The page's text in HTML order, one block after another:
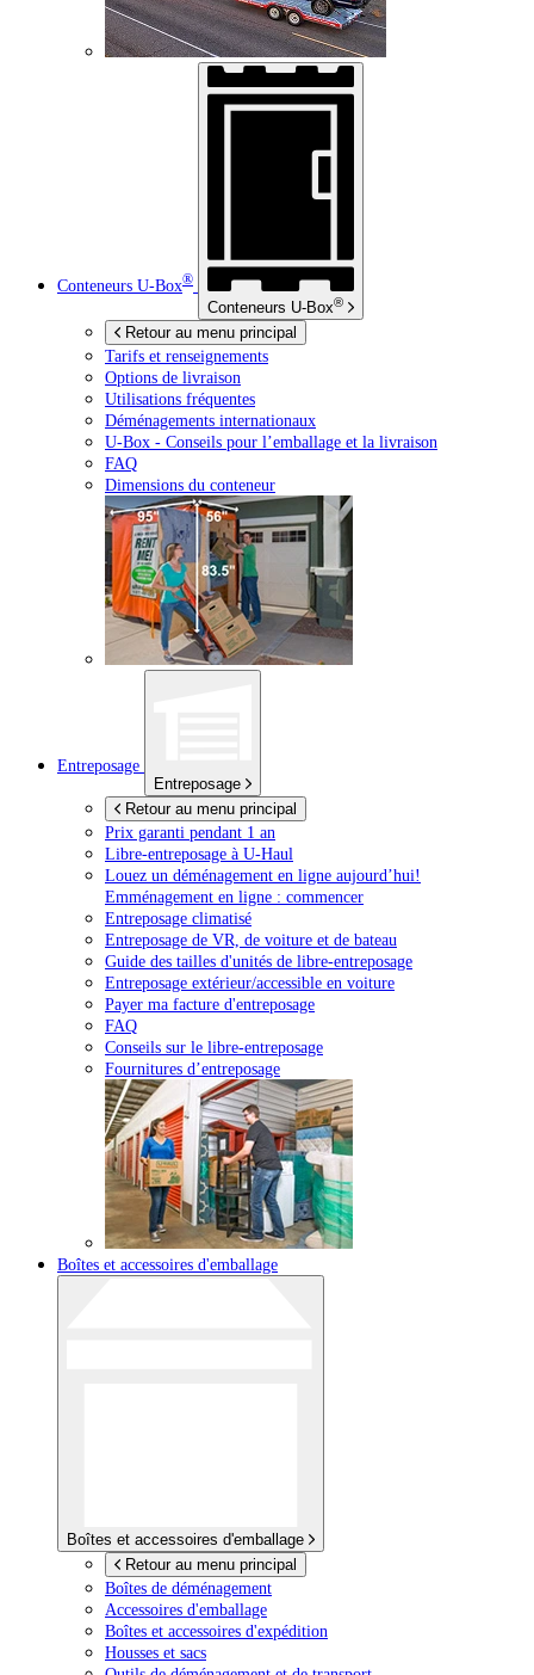
Conteneurs U-Box®
Conteneurs U-Box®
Retour au menu principal
Tarifs et renseignements
Options de livraison
Utilisations fréquentes
Déménagements internationaux
U-Box - Conseils pour l’emballage et la livraison
FAQ
Dimensions du conteneur
Entreposage
Entreposage
Retour au menu principal
Prix garanti pendant 1 an
Libre-entreposage à U-Haul
Louez un déménagement en ligne aujourd’hui!
Emménagement en ligne : commencer
Entreposage climatisé
Entreposage de VR, de voiture et de bateau
Guide des tailles d'unités de libre-entreposage
Entreposage extérieur/accessible en voiture
Payer ma facture d'entreposage
FAQ
Conseils sur le libre-entreposage
Fournitures d’entreposage
Boîtes et accessoires d'emballage
Boîtes et accessoires d'emballage
Retour au menu principal
Boîtes de déménagement
Accessoires d'emballage
Boîtes et accessoires d'expédition
Housses et sacs